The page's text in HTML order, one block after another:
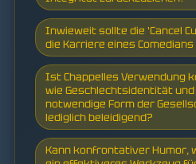
Inwieweit sollte die 'Cancel
die Karriere eines
Ist Chappelles Verwendung
wie Geschlechtsidentität und
notwendige Form der
lediglich beleidigend?
Kann konfrontativer Humor,